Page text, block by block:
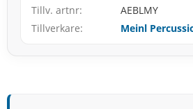
Tillv. artnr
AEBLMY
Tillverkare
Meinl